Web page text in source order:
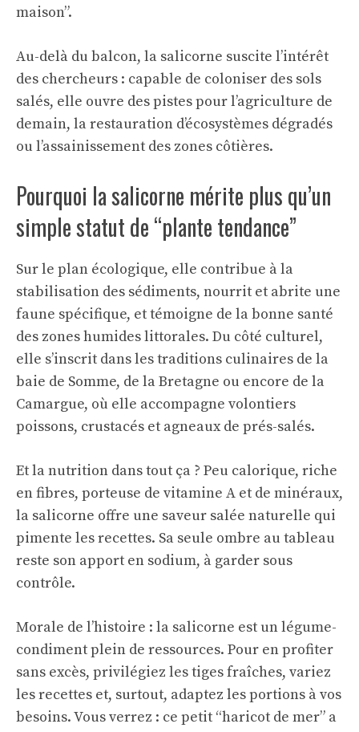
maison”.
Au-delà du balcon, la salicorne suscite l’intérêt
des chercheurs : capable de coloniser des sols
salés, elle ouvre des pistes pour l’agriculture de
demain, la restauration d’écosystèmes dégradés
ou l’assainissement des zones côtières.
Pourquoi la salicorne mérite plus qu’un
simple statut de “plante tendance”
Sur le plan écologique, elle contribue à la
stabilisation des sédiments, nourrit et abrite une
faune spécifique, et témoigne de la bonne santé
des zones humides littorales. Du côté culturel,
elle s’inscrit dans les traditions culinaires de la
baie de Somme, de la Bretagne ou encore de la
Camargue, où elle accompagne volontiers
poissons, crustacés et agneaux de prés-salés.
Et la nutrition dans tout ça ? Peu calorique, riche
en fibres, porteuse de vitamine A et de minéraux,
la salicorne offre une saveur salée naturelle qui
pimente les recettes. Sa seule ombre au tableau
reste son apport en sodium, à garder sous
contrôle.
Morale de l’histoire : la salicorne est un légume-
condiment plein de ressources. Pour en profiter
sans excès, privilégiez les tiges fraîches, variez
les recettes et, surtout, adaptez les portions à vos
besoins. Vous verrez : ce petit “haricot de mer” a